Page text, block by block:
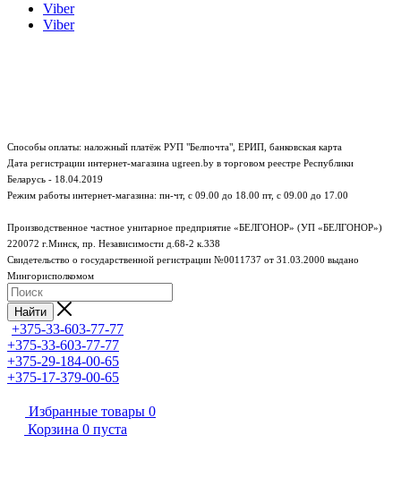
Viber
Viber
Способы оплаты: наложный платёж РУП "Белпочта", ЕРИП, банковская карта
Дата регистрации интернет-магазина ugreen.by в торговом реестре Республики
Беларусь - 18.04.2019
Режим работы интернет-магазина: пн-чт, с 09.00 до 18.00 пт, с 09.00 до 17.00
Производственное частное унитарное предприятие «БЕЛГОНОР» (УП «БЕЛГОНОР»)
220072 г.Минск, пр. Независимости д.68-2 к.338
Свидетельство о государственной регистрации №0011737 от 31.03.2000 выдано
Мингорисполкомом
Найти
+375-33-603-77-77
+375-33-603-77-77
+375-29-184-00-65
+375-17-379-00-65
Избранные товары 0
Корзина 0 пуста